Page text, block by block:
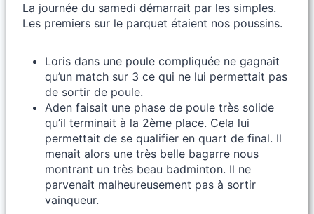
La journée du samedi démarrait par les simples.
Les premiers sur le parquet étaient nos poussins.
Loris dans une poule compliquée ne gagnait
qu’un match sur 3 ce qui ne lui permettait pas
de sortir de poule.
Aden faisait une phase de poule très solide
qu’il terminait à la 2ème place. Cela lui
permettait de se qualifier en quart de final. Il
menait alors une très belle bagarre nous
montrant un très beau badminton. Il ne
parvenait malheureusement pas à sortir
vainqueur.